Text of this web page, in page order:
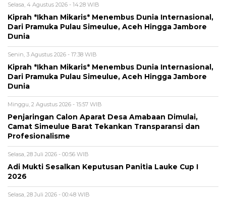
Selasa, 4 Agustus 2026 - 14:28 WIB
Kiprah *Ikhan Mikaris* Menembus Dunia Internasional,
Dari Pramuka Pulau Simeulue, Aceh Hingga Jambore
Dunia
Senin, 3 Agustus 2026 - 17:38 WIB
Kiprah *Ikhan Mikaris* Menembus Dunia Internasional,
Dari Pramuka Pulau Simeulue, Aceh Hingga Jambore
Dunia
Minggu, 2 Agustus 2026 - 15:57 WIB
Penjaringan Calon Aparat Desa Amabaan Dimulai,
Camat Simeulue Barat Tekankan Transparansi dan
Profesionalisme
Selasa, 28 Juli 2026 - 00:56 WIB
Adi Mukti Sesalkan Keputusan Panitia Lauke Cup I
2026
Selasa, 28 Juli 2026 - 00:48 WIB